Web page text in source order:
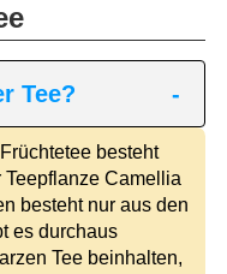
Tee?
besteht
Camellia
besteht nur aus den
es durchaus
Tee beinhalten,